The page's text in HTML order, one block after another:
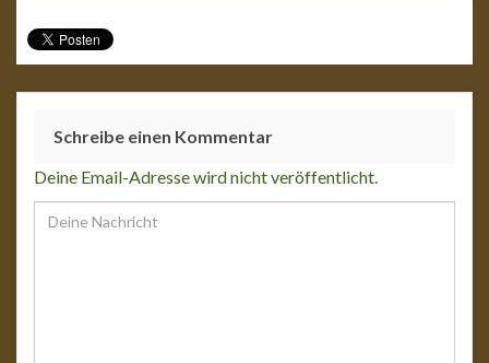
Schreibe einen Kommentar
Deine Email-Adresse wird nicht veröffentlicht.